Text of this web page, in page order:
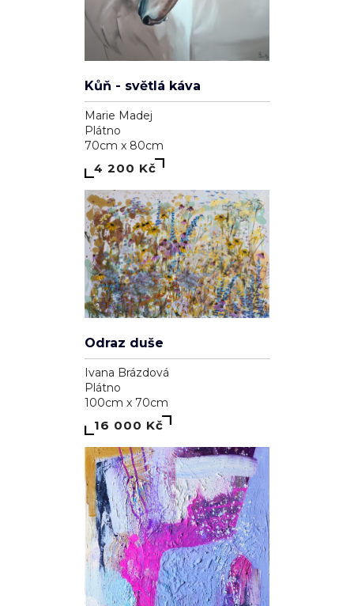
Kůň - světlá káva
Marie Madej
Plátno
70cm x 80cm
4 200 Kč
Odraz duše
Ivana Brázdová
Plátno
100cm x 70cm
16 000 Kč